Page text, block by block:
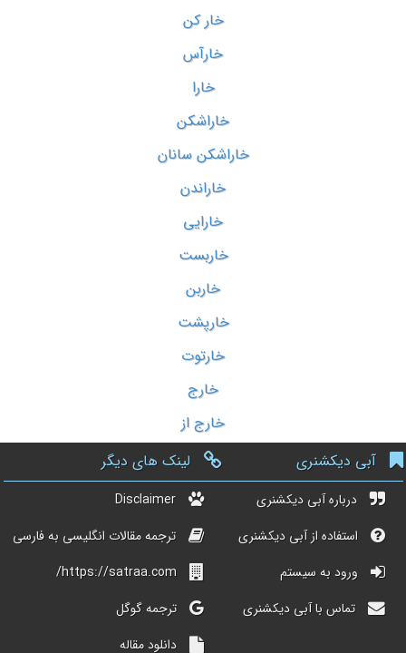
خار کن
خارآس
خارا
خاراشکن
خاراشکن سانان
خاراندن
خارایی
خاربست
خاربن
خارپشت
خارتوت
خارج
خارج از
آبی دیکشنری
درباره آبی دیکشنری
استفاده از آبی دیکشنری
ورود به سیستم
تماس با آبی دیکشنری
لینک های دیگر
Disclaimer
ترجمه مقالات انگلیسی به فارسی
https://satraa.com/
ترجمه گوگل
دانلود مقاله